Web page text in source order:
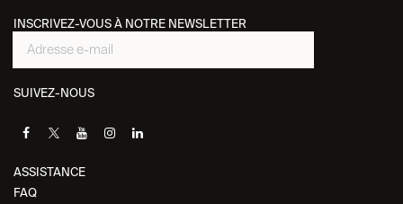
INSCRIVEZ-VOUS À NOTRE NEWSLETTER
SUIVEZ-NOUS
ASSISTANCE​
FAQ